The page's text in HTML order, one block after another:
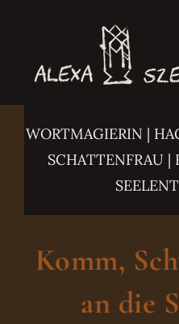
springen
WORTMAGIERIN |
SCHATTENFRAU |
Komm,
an die